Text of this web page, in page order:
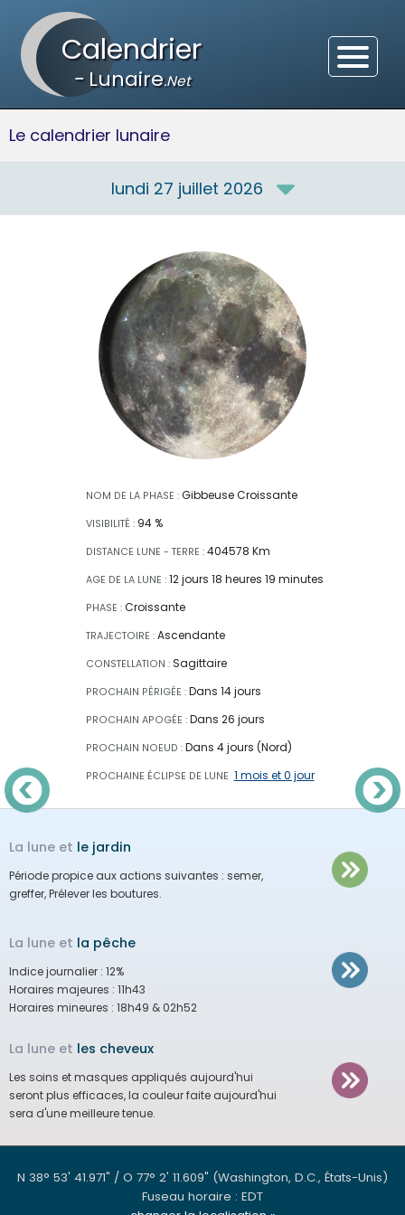
Calendrier
-Lunaire.Net
Le calendrier lunaire
lundi 27 juillet 2026
NOM DE LA PHASE : Gibbeuse Croissante
VISIBILITÉ : 94 %
DISTANCE LUNE - TERRE : 404578 Km
AGE DE LA LUNE : 12 jours 18 heures 19 minutes
PHASE : Croissante
TRAJECTOIRE : Ascendante
CONSTELLATION : Sagittaire
PROCHAIN PÉRIGÉE : Dans 14 jours
PROCHAIN APOGÉE : Dans 26 jours
PROCHAIN NOEUD : Dans 4 jours (Nord)
PROCHAINE ÉCLIPSE DE LUNE 1 mois et 0 jour
La lune et le jardin
Période propice aux actions suivantes : semer,
greffer, Prélever les boutures.
La lune et la pêche
Indice journalier : 12%
Horaires majeures : 11h43
Horaires mineures : 18h49 & 02h52
La lune et les cheveux
Les soins et masques appliqués aujourd'hui
seront plus efficaces, la couleur faite aujourd'hui
sera d'une meilleure tenue.
N 38° 53' 41.971" / O 77° 2' 11.609" (Washington, D.C., États-Unis)
Fuseau horaire : EDT